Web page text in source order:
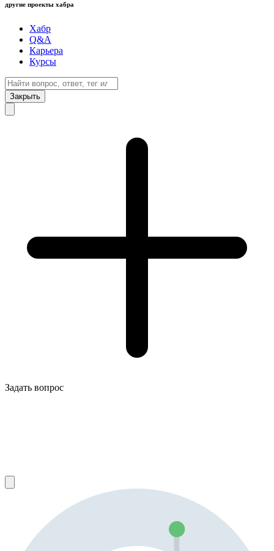
другие проекты хабра
Хабр
Q&A
Карьера
Курсы
Закрыть
Задать вопрос